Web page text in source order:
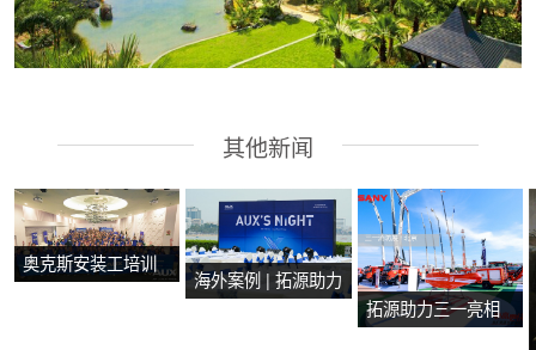
其他新闻
奥克斯安装工培训
海外案例 | 拓源助力
拓源助力三一亮相